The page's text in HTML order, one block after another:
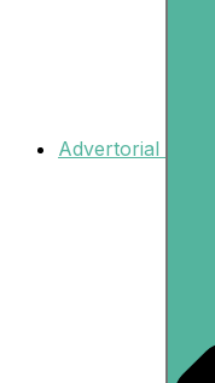
Advertorial